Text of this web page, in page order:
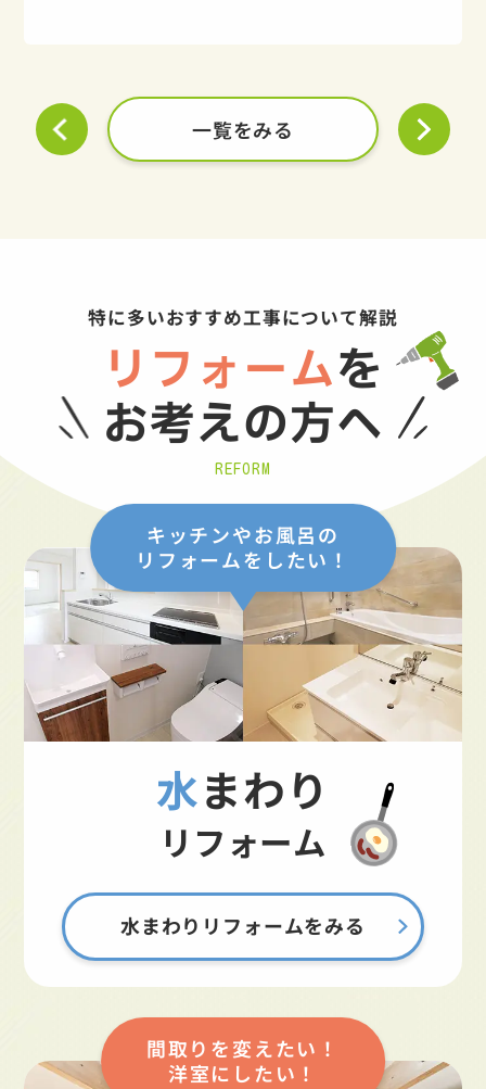
一覧をみる
特に多いおすすめ工事について解説
リフォームを
お考えの方へ
REFORM
キッチンやお風呂の
リフォームをしたい！
水まわり
リフォーム
水まわりリフォームをみる
間取りを変えたい！
洋室にしたい！